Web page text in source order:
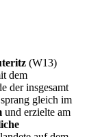
(W13)
dem
der insgesamt
gleich im
und erzielte am